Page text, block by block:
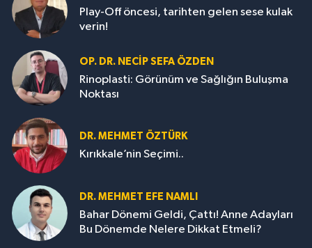
Play-Off öncesi, tarihten gelen sese kulak
verin!
OP. DR. NECIP SEFA ÖZDEN
Rinoplasti: Görünüm ve Sağlığın Buluşma
Noktası
DR. MEHMET ÖZTÜRK
Kırıkkale’nin Seçimi..
DR. MEHMET EFE NAMLI
Bahar Dönemi Geldi, Çattı! Anne Adayları
Bu Dönemde Nelere Dikkat Etmeli?